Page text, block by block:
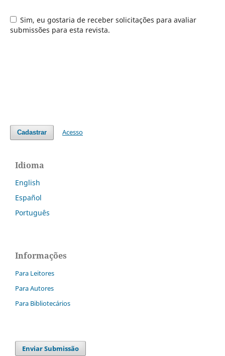
Sim, eu gostaria de receber solicitações para avaliar
submissões para esta revista.
Cadastrar Acesso
Idioma
English
Español
Português
Informações
Para Leitores
Para Autores
Para Bibliotecários
Enviar Submissão